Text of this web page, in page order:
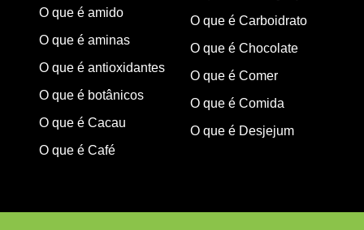
O que é amido
O que é aminas
O que é antioxidantes
O que é botânicos
O que é Cacau
O que é Café
O que é Carboidrato
O que é Chocolate
O que é Comer
O que é Comida
O que é Desjejum